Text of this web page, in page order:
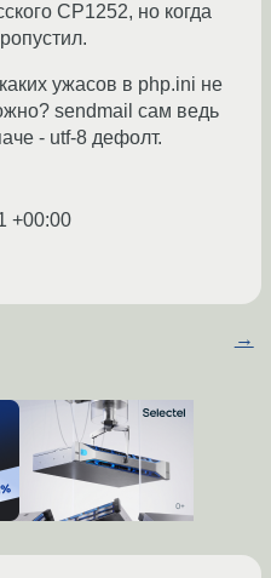
CP1252, но когда
ужасов в php.ini не
sendmail сам ведь
- utf-8 дефолт.
+00:00
→